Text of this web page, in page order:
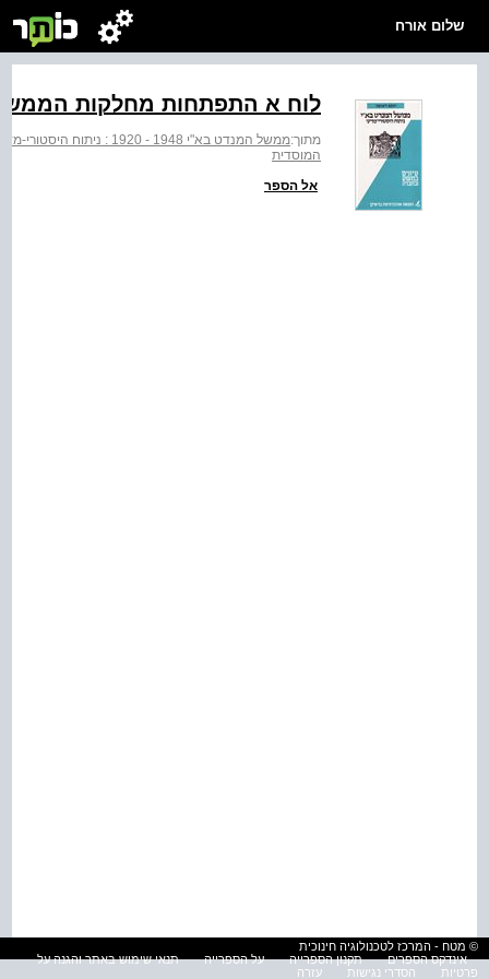
שלום אורח
לוח א התפתחות מחלקות הממשלה:
מתוך:ממשל המנדט בא"י 1948 - 1920 : ניתוח היסטורי-מדיני
המוסדית
אל הספר
© מטח - המרכז לטכנולוגיה חינוכית
אינדקס הספרים
תקנון הספרייה על הספרייה
תנאי שימוש באתר והגנה על
פרטיות
הסדרי נגישות עזרה